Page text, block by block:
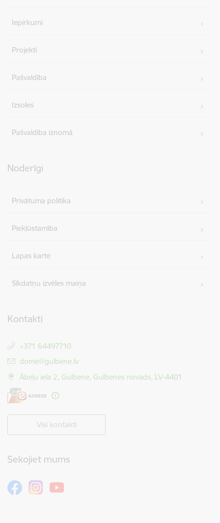
Iepirkumi
Projekti
Pašvaldība
Izsoles
Pašvaldība iznomā
Noderīgi
Privātuma politika
Piekļūstamība
Lapas karte
Sīkdatņu izvēles maiņa
Kontakti
+371 64497710
E-pasts:
dome@gulbene.lv
Ābeļu iela 2, Gulbene, Gulbenes novads, LV-4401
Visi kontakti
Sekojiet mums